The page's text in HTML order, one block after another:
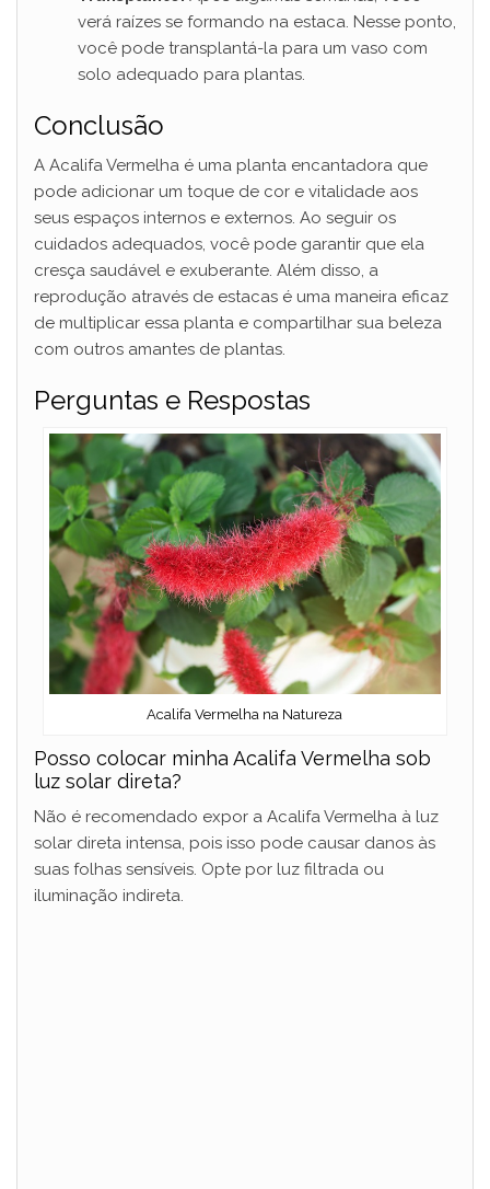
verá raízes se formando na estaca. Nesse ponto,
você pode transplantá-la para um vaso com
solo adequado para plantas.
Conclusão
A Acalifa Vermelha é uma planta encantadora que
pode adicionar um toque de cor e vitalidade aos
seus espaços internos e externos. Ao seguir os
cuidados adequados, você pode garantir que ela
cresça saudável e exuberante. Além disso, a
reprodução através de estacas é uma maneira eficaz
de multiplicar essa planta e compartilhar sua beleza
com outros amantes de plantas.
Perguntas e Respostas
Acalifa Vermelha na Natureza
Posso colocar minha Acalifa Vermelha sob
luz solar direta?
Não é recomendado expor a Acalifa Vermelha à luz
solar direta intensa, pois isso pode causar danos às
suas folhas sensíveis. Opte por luz filtrada ou
iluminação indireta.